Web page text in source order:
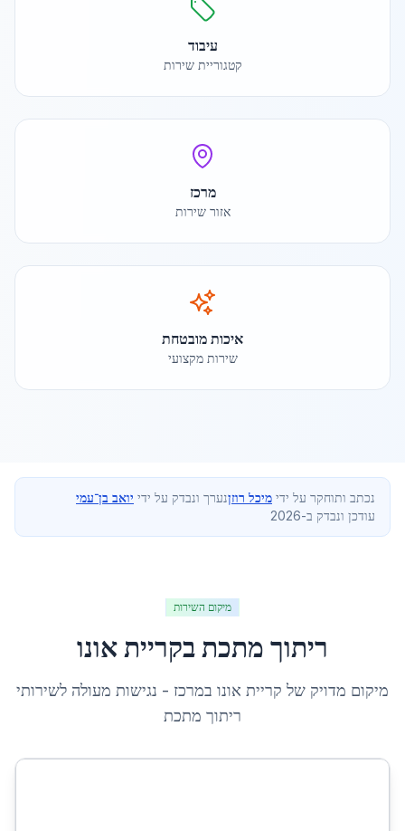
עיבוד
קטגוריית שירות
מרכז
אזור שירות
איכות מובטחת
שירות מקצועי
נכתב ותוחקר על ידי מיכל רוזןנערך ונבדק על ידי יואב בן־עמי
עודכן ונבדק ב-2026
מיקום השירות
ריתוך מתכת בקריית אונו
מיקום מדויק של קריית אונו במרכז - נגישות מעולה לשירותי
ריתוך מתכת